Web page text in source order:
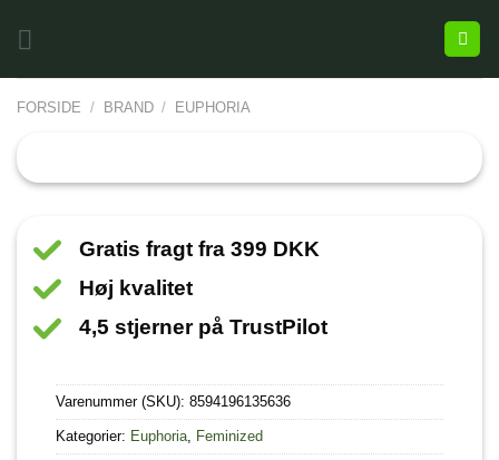
FORSIDE / BRAND / EUPHORIA
Gratis fragt fra 399 DKK
Høj kvalitet
4,5 stjerner på TrustPilot
Varenummer (SKU): 8594196135636
Kategorier: Euphoria Feminized